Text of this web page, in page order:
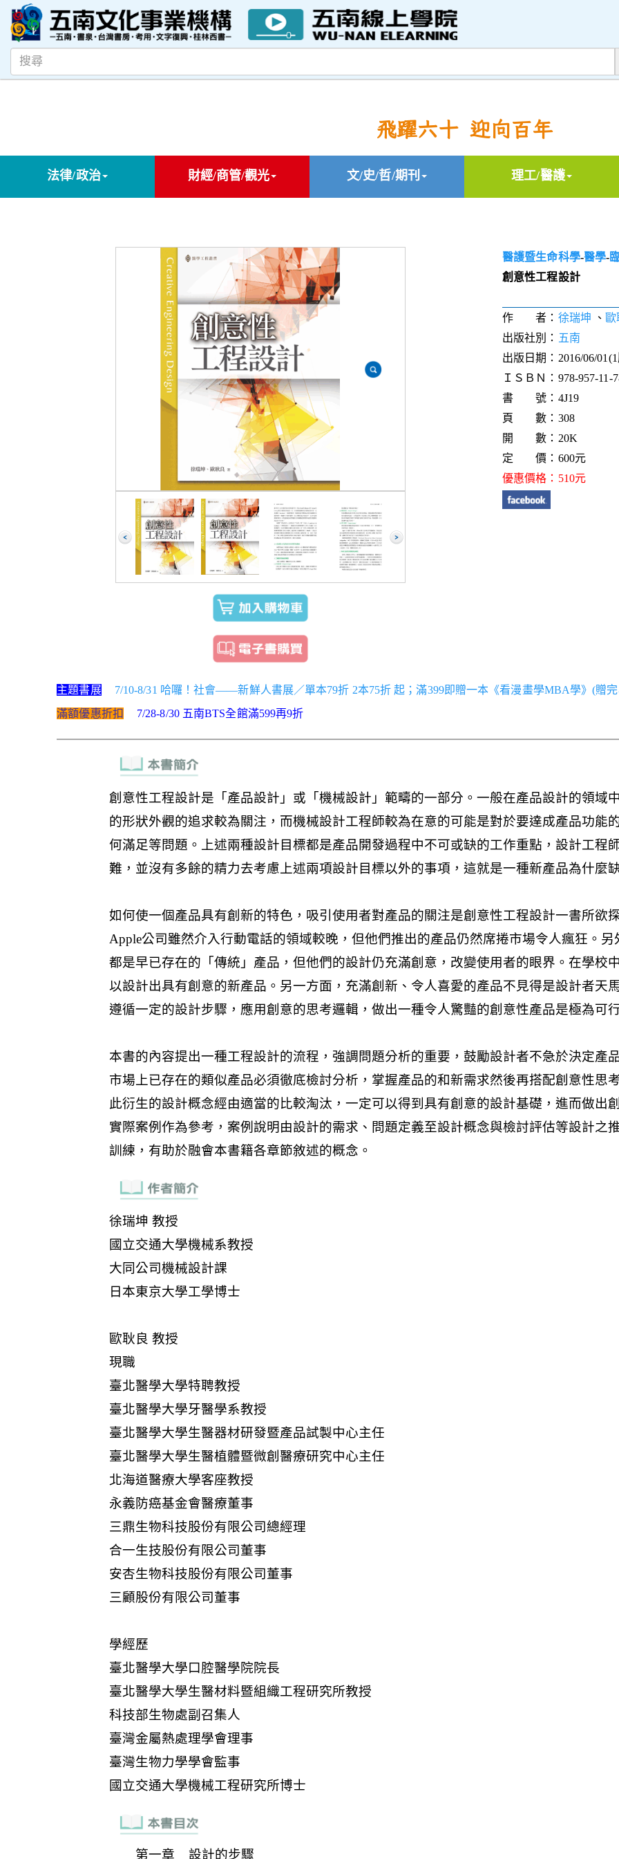
飛躍六十 迎向百年
法律/政治 財經/商管/觀光 文/史/哲/期刊 理工/醫護
醫護暨生命科學-醫學-
創意性工程設計
作 者： 徐瑞坤 、
出版社別： 五南
出版日期：2016/06/
ＩＳＢＮ：978-957-11-
書 號：4J19
頁 數：308
開 數：20K
定 價：600元
優惠價格：510元
主題書展
7/10-8/31 哈囉！社會——新鮮人書展／單本79折 2本75折 起；滿399即贈一本《看漫畫學MBA學》(贈
滿額優惠折扣
7/28-8/30 五南BTS全館滿599再9折
第一章 設計的步驟